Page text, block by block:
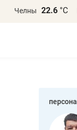
Челны 22.6 °С
персона